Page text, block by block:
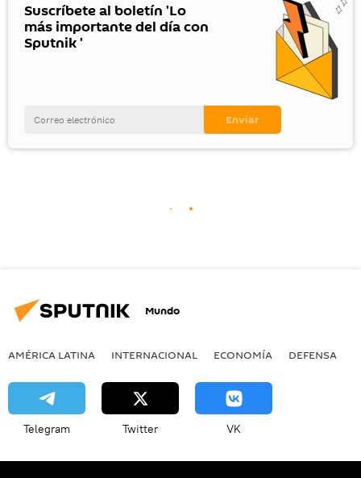
Suscríbete al boletín 'Lo
más importante del día con
Sputnik '
Mundo
AMÉRICA LATINA INTERNACIONAL ECONOMÍA DEFENSA
Telegram Twitter VK